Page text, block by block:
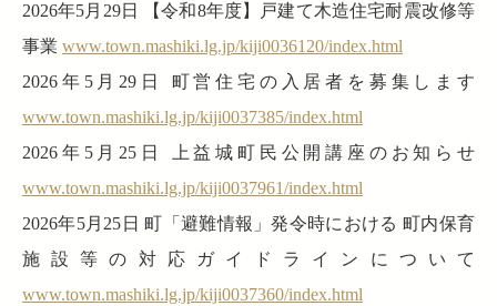
2026年5月29日 【令和8年度】戸建て木造住宅耐震改修等
事業 www.town.mashiki.lg.jp/kiji0036120/index.html
2026年5月29日 町営住宅の入居者を募集します
www.town.mashiki.lg.jp/kiji0037385/index.html
2026年5月25日 上益城町民公開講座のお知らせ
www.town.mashiki.lg.jp/kiji0037961/index.html
2026年5月25日 町「避難情報」発令時における 町内保育
施設等の対応ガイドラインについて
www.town.mashiki.lg.jp/kiji0037360/index.html